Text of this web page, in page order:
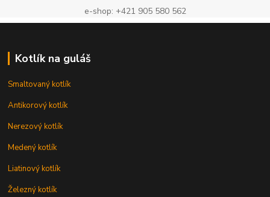
e-shop: +421 905 580 562
Kotlík na guláš
Smaltovaný kotlík
Antikorový kotlík
Nerezový kotlík
Medený kotlík
Liatinový kotlík
Železný kotlík